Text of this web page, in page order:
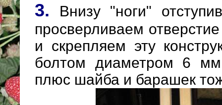
3. Внизу "ноги"
просверливаем
и скрепляем эту
болтом диаметром 6
плюс шайба и барашек